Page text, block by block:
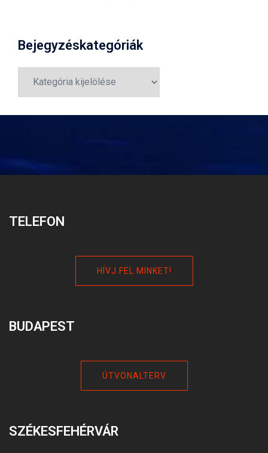
Bejegyzéskategóriák
TELEFON
HÍVJ FEL MINKET!
BUDAPEST
ÚTVONALTERV
SZÉKESFEHÉRVÁR